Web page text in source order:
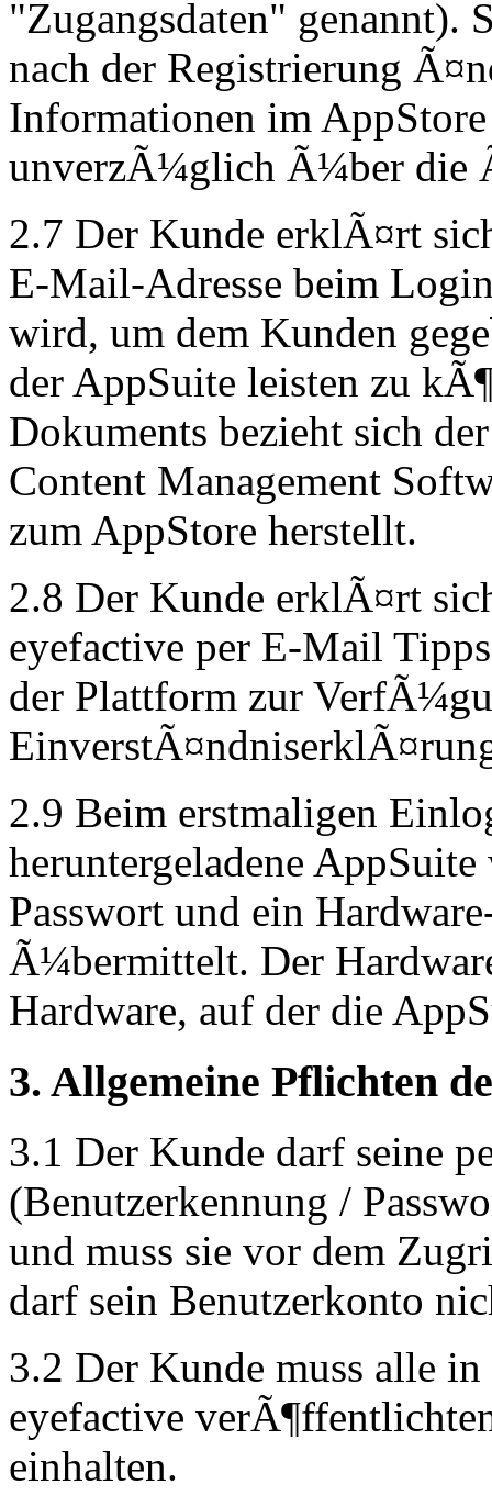
"Zugangsdaten" genannt).
nach der Registrierung
Informationen im
unverzÃ¼glich Ã¼ber die
2.7 Der Kunde erklÃ¤rt
E-Mail-Adresse beim
wird, um dem Kunden
der AppSuite leisten zu
Dokuments bezieht sich
Content Management
zum AppStore herstellt.
2.8 Der Kunde erklÃ¤rt
eyefactive per E-Mail
der Plattform zur
2.9 Beim erstmaligen
heruntergeladene
Passwort und ein
Ã¼bermittelt. Der
Hardware, auf der die
3. Allgemeine Pflichten
3.1 Der Kunde darf seine
(Benutzerkennung /
und muss sie vor dem
darf sein Benutzerkonto
3.2 Der Kunde muss alle
eyefactive
einhalten.